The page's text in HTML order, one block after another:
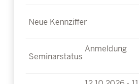
Anmeldung